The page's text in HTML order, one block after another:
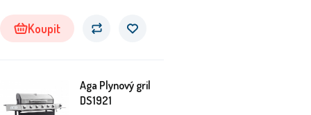
Koupit
Aga Plynový gril
DS1921